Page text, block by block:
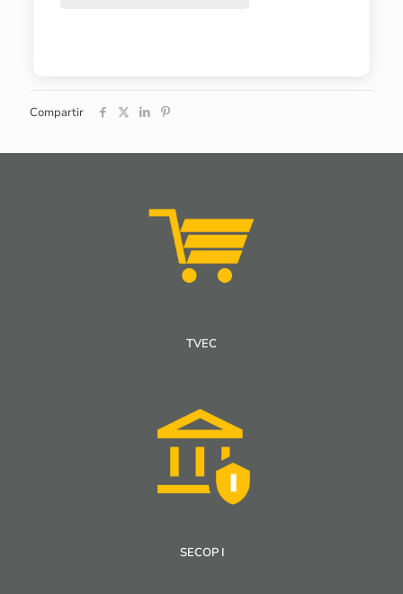
Compartir
TVEC
SECOP I